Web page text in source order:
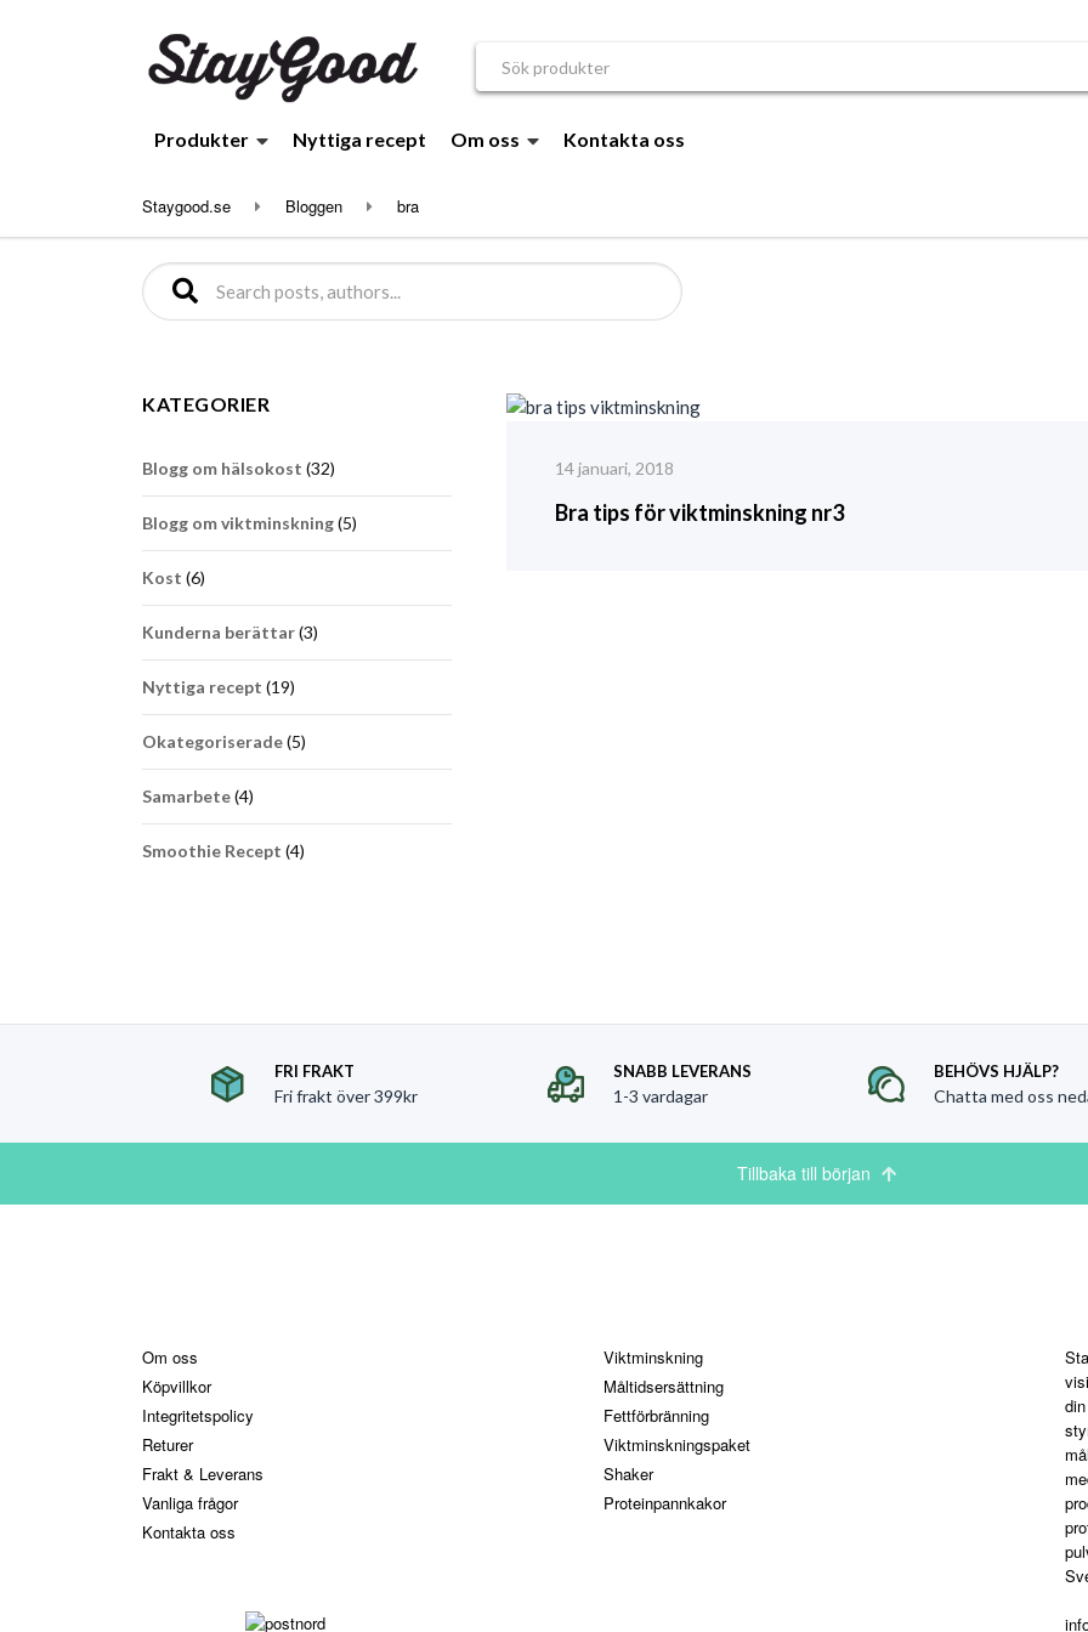
Produkter Nyttiga recept Om oss Kontakta oss
Staygood.se Bloggen bra
Sök efter:
14 januari, 2018
Bra tips för viktminskning nr3
KATEGORIER
Blogg om hälsokost (32)
Blogg om viktminskning(5)
Kost (6)
Kunderna berättar(3)
Nyttiga recept (19)
Okategoriserade(5)
Samarbete(4)
Smoothie Recept (4)
FRI FRAKT
Fri frakt över 399kr
SNABB LEVERANS
1-3 vardagar
BEHÖVS HJÄLP?
Chatta med oss
Tillbaka till början
Om oss
Köpvillkor
Integritetspolicy
Returer
Frakt & Leverans
Vanliga frågor
Kontakta oss
Viktminskning
Måltidsersättning
Fettförbränning
Viktminskningspaket
Shaker
Proteinpannkakor